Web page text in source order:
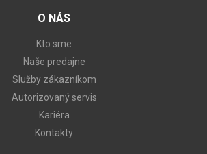
O NÁS
Kto sme
Naše predajne
Služby zákazníkom
Autorizovaný servis
Kariéra
Kontakty